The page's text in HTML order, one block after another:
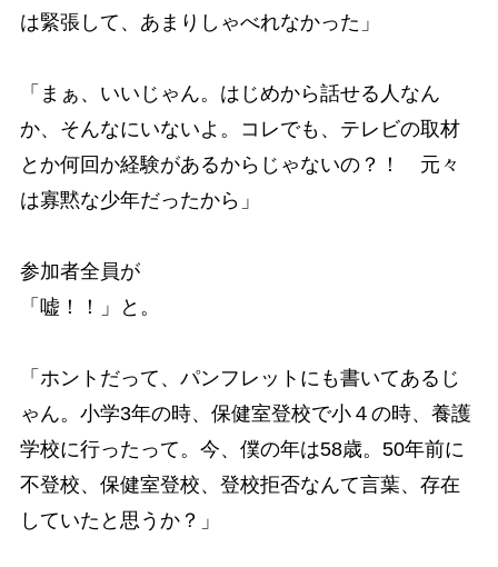
は緊張して、あまりしゃべれなかった」
「まぁ、いいじゃん。はじめから話せる人なん
か、そんなにいないよ。コレでも、テレビの取材
とか何回か経験があるからじゃないの？！ 元々
は寡黙な少年だったから」
参加者全員が
「嘘！！」と。
「ホントだって、パンフレットにも書いてあるじ
ゃん。小学3年の時、保健室登校で小４の時、養護
学校に行ったって。今、僕の年は58歳。50年前に
不登校、保健室登校、登校拒否なんて言葉、存在
していたと思うか？」